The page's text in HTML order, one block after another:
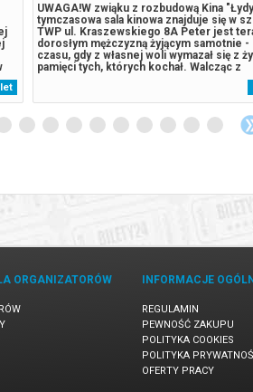
UWAGA!W zwiąku z rozbudową Kina
tymczasowa sala kinowa znajduje się w
TWP ul. Kraszewskiego 8A Peter jest
dorosłym mężczyzną żyjącym samotnie -
czasu, gdy z własnej woli wymazał się z
pamięci tych, których kochał. Walcząc z
przestępczością w Nowym Jorku, który
jego imienia, w pełni poświęcił się
Gdy rosnące wymagania zaczynają go
przytłaczać,...
ORGANIZATORÓW INFORMACJE
REGULAMIN
PEWNOŚĆ ZAKUPU
POLITYKA COOKIES
POLITYKA
OFERTY PRACY